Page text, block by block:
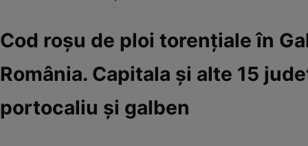
Cod roșu de ploi torențiale în
România. Capitala și alte 15
portocaliu și galben